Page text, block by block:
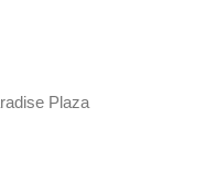
Plaza